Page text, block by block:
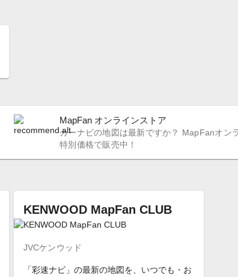
MapFan オンラインストア
カーナビの地図は最新ですか？ MapFanオン
特別価格で販売中！
KENWOOD MapFan CLUB
JVCケンウッド
「彩速ナビ」の最新の地図を、いつでも・お